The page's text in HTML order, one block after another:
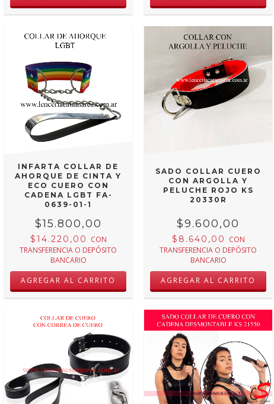
INFARTA COLLAR DE
AHORQUE DE CINTA Y
ECO CUERO CON
CADENA LGBT FA-
0639-01-1
$15.800,00
$14.220,00 CON
TRANSFERENCIA O DEPÓSITO
BANCARIO
SADO COLLAR CUERO
CON ARGOLLA Y
PELUCHE ROJO KS
20330R
$9.600,00
$8.640,00 CON
TRANSFERENCIA O DEPÓSITO
BANCARIO